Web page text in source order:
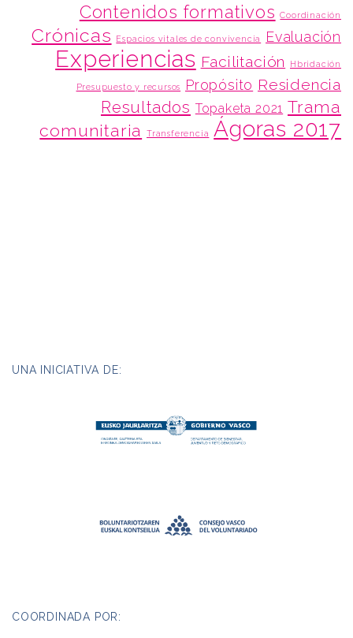
Contenidos formativos Coordinación
Crónicas Espacios vitales de convivencia Evaluación
Experiencias Facilitación Hbridación
Presupuesto y recursos Propósito Residencia
Resultados Topaketa 2021 Trama
comunitaria
Transferencia Ágoras 2017
UNA INICIATIVA DE:
COORDINADA POR: